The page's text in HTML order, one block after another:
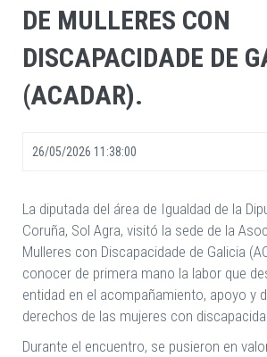
DE MULLERES CON
DISCAPACIDADE DE
(ACADAR).
26/05/2026 11:38:00
La diputada del área de Igualdad de la
Coruña, Sol Agra, visitó la sede de la
Mulleres con Discapacidade de Galicia
conocer de primera mano la labor que
entidad en el acompañamiento, apoyo y
derechos de las mujeres con
Durante el encuentro, se pusieron en